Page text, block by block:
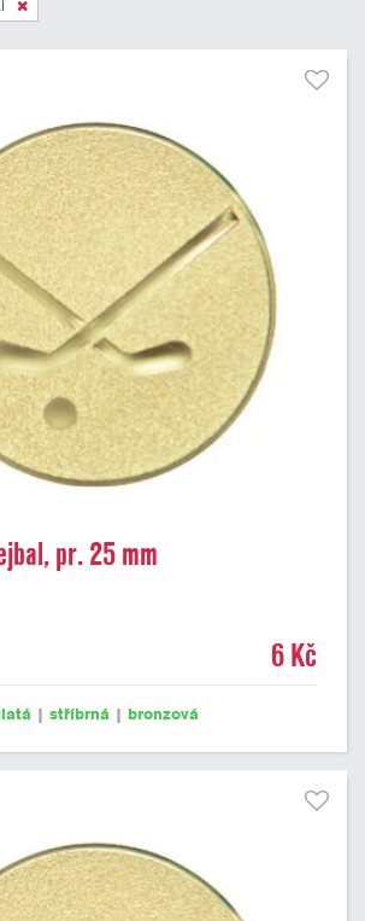
pr. 25 mm
6 Kč
| stříbrná | bronzová